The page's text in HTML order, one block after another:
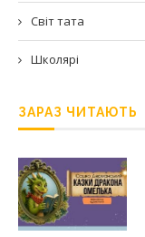
Світ тата
Школярі
ЗАРАЗ ЧИТАЮТЬ